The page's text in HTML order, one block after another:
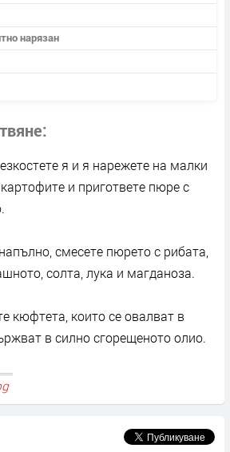
нарязан
я и я нарежете на малки
и пригответе пюре с
смесете пюрето с рибата,
солта, лука и магданоза.
кюфтета, които се овалват в
в силно сгорещеното олио.